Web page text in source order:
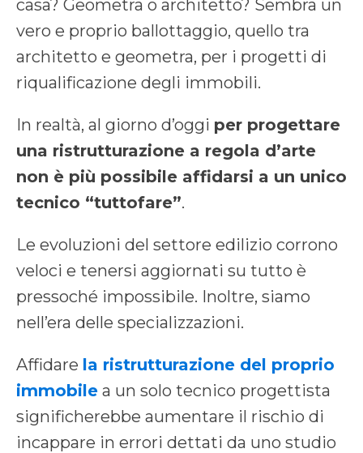
casa? Geometra o architetto? Sembra un
vero e proprio ballottaggio, quello tra
architetto e geometra, per i progetti di
riqualificazione degli immobili.
In realtà, al giorno d’oggi per progettare
una ristrutturazione a regola d’arte
non è più possibile affidarsi a un unico
tecnico “tuttofare”.
Le evoluzioni del settore edilizio corrono
veloci e tenersi aggiornati su tutto è
pressoché impossibile. Inoltre, siamo
nell’era delle specializzazioni.
Affidare la ristrutturazione del proprio
immobile a un solo tecnico progettista
significherebbe aumentare il rischio di
incappare in errori dettati da uno studio